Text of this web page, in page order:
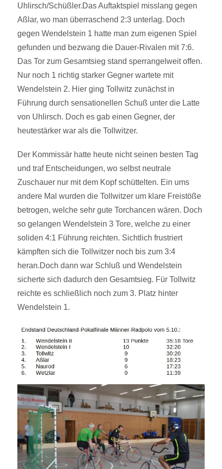
Uhlirsch/Schüßler.Das Auftaktspiel misslang gegen
Aßlar, wo man überraschend 2:3 unterlag. Doch
gegen Wendelstein 1 hatte man zum eigenen Spiel
gefunden und bezwang die Dauer-Rivalen mit 7:6.
Das Tor zum Gesamtsieg stand sperrangelweit offen.
Nur noch 1 richtig starker Gegner wartete mit
Wendelstein 2. Hier ging Tollwitz zunächst in
Führung durch sensationellen Schuß unter die Latte
von Uhlirsch. Doch es gab einen Gegner, der
heutestärker war als die Tollwitzer.
Der Kommissär hatte heute nicht seinen besten Tag
und traf Entscheidungen, wo selbst neutrale
Zuschauer nur mit dem Kopf schüttelten. Ein ums
andere Mal wurden die Tollwitzer um klare Freistöße
betrogen, welche sehr gute Torchancen wären. Doch
so gelangen Wendelstein 3 Tore, welche zu einer
soliden 4:1 Führung reichten. Sichtlich frustriert
kämpften sich die Tollwitzer noch bis zum 3:4
heran.Doch dann war Schluß und Wendelstein
sicherte sich dadurch den Gesamtsieg. Für Tollwitz
reichte es schließlich noch zum 3. Platz hinter
Wendelstein 1.